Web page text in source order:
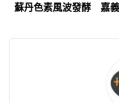
蘇丹色素風波發酵 嘉